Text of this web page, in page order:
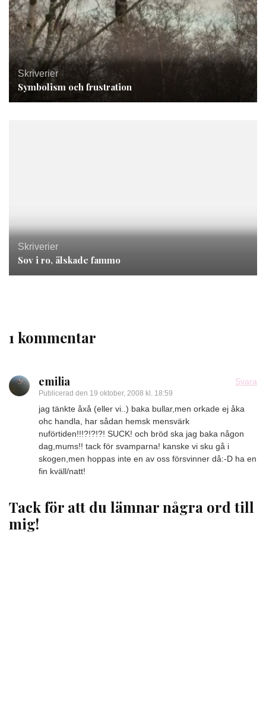
Skriverier
Symbolism och frustration
Skriverier
Sov i ro, älskade fammo
1 kommentar
emilia
Publicerad den 19 oktober, 2008 kl. 18:59
Svara
jag tänkte åxå (eller vi..) baka bullar,men orkade ej åka
ohc handla, har sådan hemsk mensvärk
nuförtiden!!!?!?!?! SUCK! och bröd ska jag baka någon
dag,mums!! tack för svamparna! kanske vi sku gå i
skogen,men hoppas inte en av oss försvinner då:-D ha en
fin kväll/natt!
Tack för att du lämnar några ord till
mig!